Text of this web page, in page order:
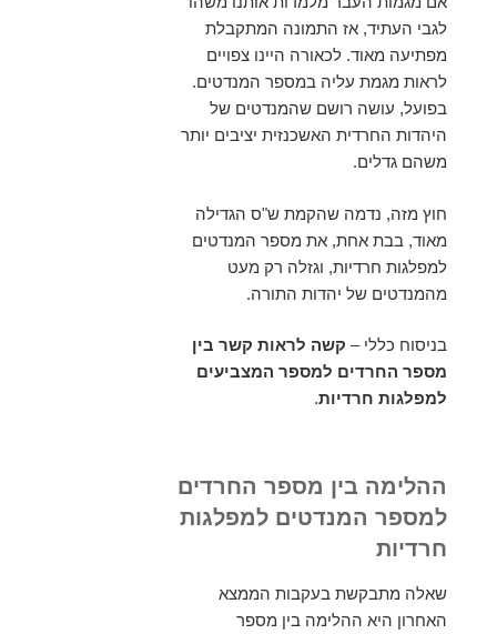
לגבי העתיד, אז התמונה המתקבלת
מפתיעה מאוד. לכאורה היינו צפויים
לראות מגמת עליה במספר המנדטים.
בפועל, עושה רושם שהמנדטים של
היהדות החרדית האשכנזית יציבים יותר
משהם גדלים.
חוץ מזה, נדמה שהקמת ש"ס הגדילה
מאוד, בבת אחת, את מספר המנדטים
למפלגות חרדיות, וגזלה רק מעט
מהמנדטים של יהדות התורה.
בניסוח כללי – קשה לראות קשר בין
מספר החרדים למספר המצביעים
למפלגות חרדיות.
ההלימה בין מספר החרדים
למספר המנדטים למפלגות
חרדיות
שאלה מתבקשת בעקבות הממצא
האחרון היא ההלימה בין מספר